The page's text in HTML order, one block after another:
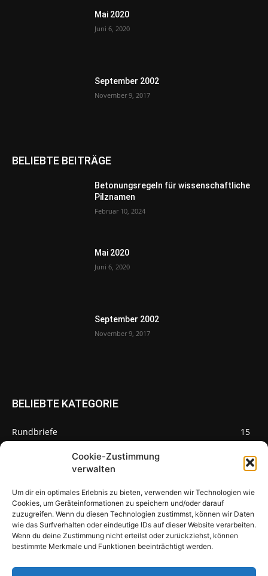
Cookie-Zustimmung
verwalten
Um dir ein optimales Erlebnis zu bieten, verwenden wir Technologien wie
Cookies, um Geräteinformationen zu speichern und/oder darauf
zuzugreifen. Wenn du diesen Technologien zustimmst, können wir Daten
wie das Surfverhalten oder eindeutige IDs auf dieser Website verarbeiten.
Wenn du deine Zustimmung nicht erteilst oder zurückziehst, können
bestimmte Merkmale und Funktionen beeinträchtigt werden.
Mai 2020
Juni 6, 2020
September 2002
November 9, 2017
BELIEBTE BEITRÄGE
Betonungsregeln für wissenschaftliche
Pilznamen
Februar 10, 2024
Mai 2020
Juni 6, 2020
September 2002
November 9, 2017
BELIEBTE KATEGORIE
Rundbriefe
15
Pilzseite
Seltene Pilze aus Mainfranken und
Deutschland